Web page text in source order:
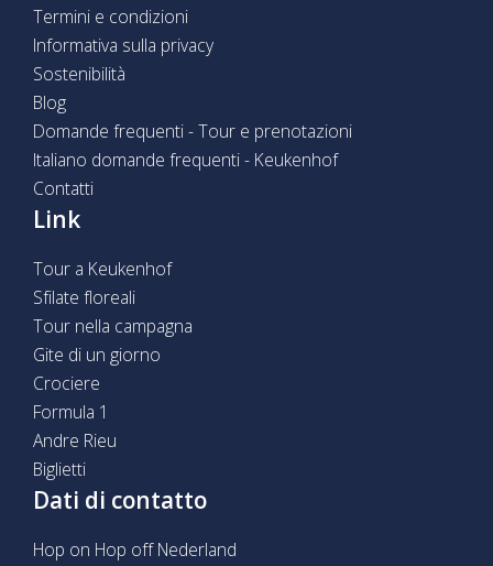
Termini e condizioni
Informativa sulla privacy
Sostenibilità
Blog
Domande frequenti - Tour e prenotazioni
Italiano domande frequenti - Keukenhof
Contatti
Link
Tour a Keukenhof
Sfilate floreali
Tour nella campagna
Gite di un giorno
Crociere
Formula 1
Andre Rieu
Biglietti
Dati di contatto
Hop on Hop off Nederland